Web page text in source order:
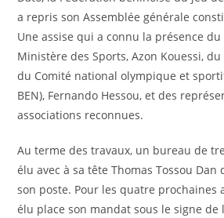
a repris son Assemblée générale
Une assise qui a connu la présence
Ministère des Sports, Azon Kouessi,
du Comité national olympique et
BEN), Fernando Hessou, et des
associations reconnues.
Au terme des travaux, un bureau de
élu avec à sa tête Thomas Tossou
son poste. Pour les quatre prochaines
élu place son mandat sous le signe